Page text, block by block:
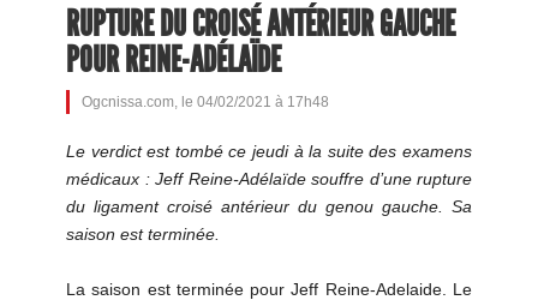
RUPTURE DU CROISÉ ANTÉRIEUR GAUCHE
POUR REINE-ADÉLAÏDE
Ogcnissa.com, le 04/02/2021 à 17h48
Le verdict est tombé ce jeudi à la suite des examens
médicaux : Jeff Reine-Adélaïde souffre d’une rupture
du ligament croisé antérieur du genou gauche. Sa
saison est terminée.
La saison est terminée pour Jeff Reine-Adelaide. Le